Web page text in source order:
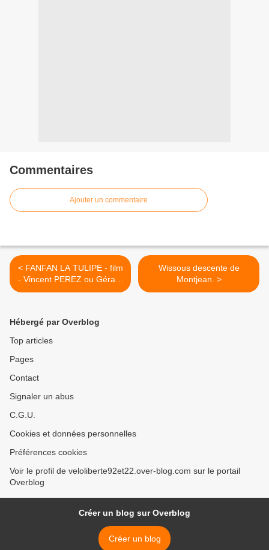
Commentaires
Ajouter un commentaire
< FANFAN LA TULIPE - film
- Vincent PEREZ ou Gérard
PHILIPPE (....et Jeanne
Wissous descente de
Montjean. >
Hébergé par Overblog
Top articles
Pages
Contact
Signaler un abus
C.G.U.
Cookies et données personnelles
Préférences cookies
Voir le profil de veloliberte92et22.over-blog.com sur le portail
Overblog
Créer un blog sur Overblog
Créer un blog